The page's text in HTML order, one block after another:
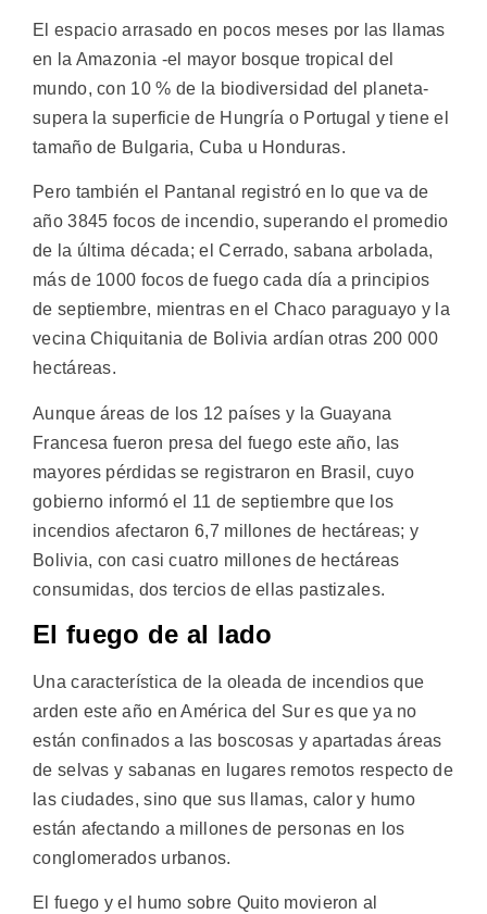
El espacio arrasado en pocos meses por las llamas
en la Amazonia -el mayor bosque tropical del
mundo, con 10 % de la biodiversidad del planeta-
supera la superficie de Hungría o Portugal y tiene el
tamaño de Bulgaria, Cuba u Honduras.
Pero también el Pantanal registró en lo que va de
año 3845 focos de incendio, superando el promedio
de la última década; el Cerrado, sabana arbolada,
más de 1000 focos de fuego cada día a principios
de septiembre, mientras en el Chaco paraguayo y la
vecina Chiquitania de Bolivia ardían otras 200 000
hectáreas.
Aunque áreas de los 12 países y la Guayana
Francesa fueron presa del fuego este año, las
mayores pérdidas se registraron en Brasil, cuyo
gobierno informó el 11 de septiembre que los
incendios afectaron 6,7 millones de hectáreas; y
Bolivia, con casi cuatro millones de hectáreas
consumidas, dos tercios de ellas pastizales.
El fuego de al lado
Una característica de la oleada de incendios que
arden este año en América del Sur es que ya no
están confinados a las boscosas y apartadas áreas
de selvas y sabanas en lugares remotos respecto de
las ciudades, sino que sus llamas, calor y humo
están afectando a millones de personas en los
conglomerados urbanos.
El fuego y el humo sobre Quito movieron al